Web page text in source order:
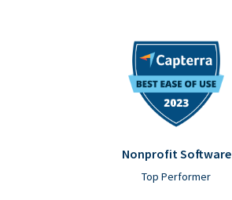
Nonprofit Software
Top Performer